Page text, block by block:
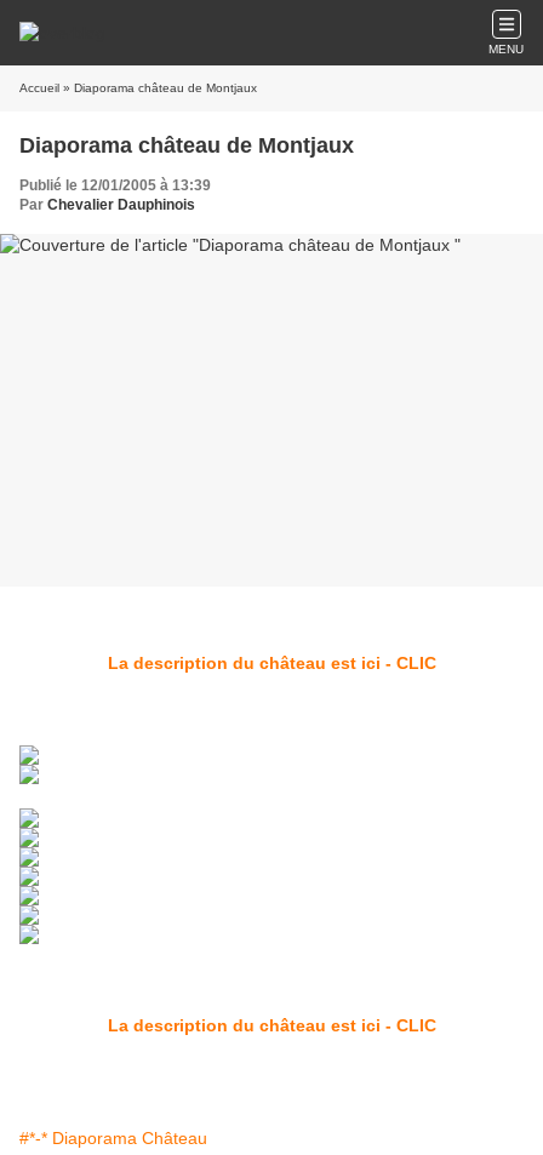
MENU
Accueil » Diaporama château de Montjaux
Diaporama château de Montjaux
Publié le 12/01/2005 à 13:39
Par Chevalier Dauphinois
La description du château est ici - CLIC
La description du château est ici - CLIC
#*-* Diaporama Château